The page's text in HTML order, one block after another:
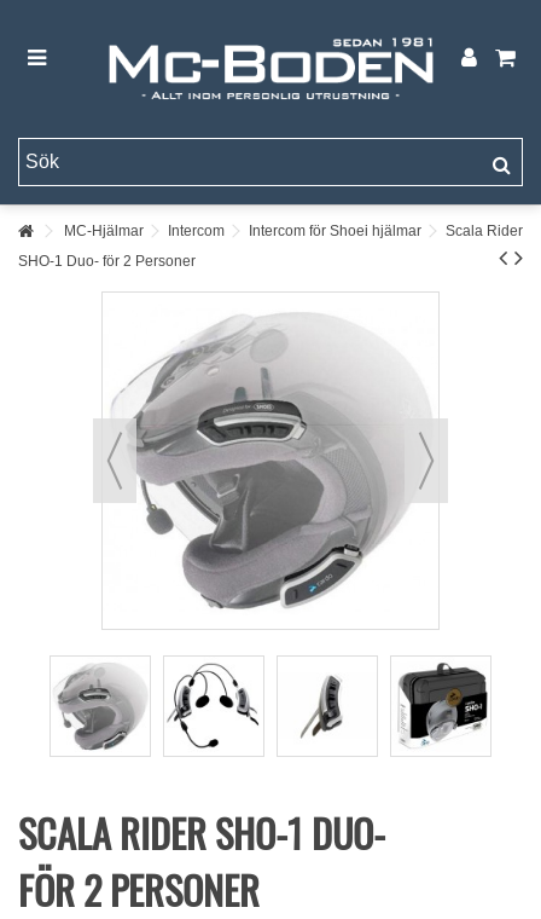
MC-Hjälmar Intercom Intercom för Shoei hjälmar
Scala Rider
SHO-1 Duo- för 2 Personer
SCALA RIDER SHO-1 DUO-
FÖR 2 PERSONER